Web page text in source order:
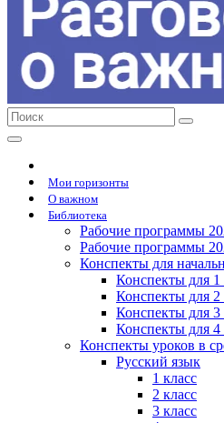
Мои горизонты
О важном
Библиотека
Рабочие программы
Рабочие программы
Конспекты для
Конспекты для 1
Конспекты для 2
Конспекты для 3
Конспекты для 4
Конспекты уроков в
Русский язык
1 класс
2 класс
3 класс